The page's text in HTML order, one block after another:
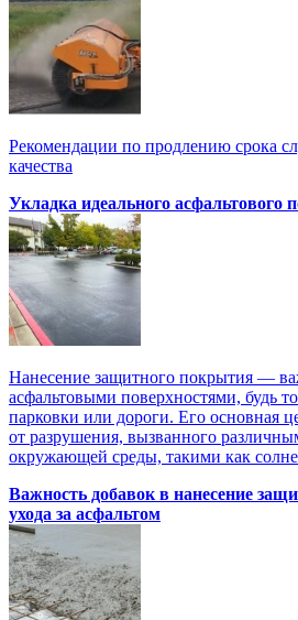
Рекомендации по продлению срока
качества
Укладка идеального асфальтового
Нанесение защитного покрытия —
асфальтовыми поверхностями, будь
парковки или дороги. Его основная
от разрушения, вызванного
окружающей среды, такими как
Важность добавок в нанесение
ухода за асфальтом